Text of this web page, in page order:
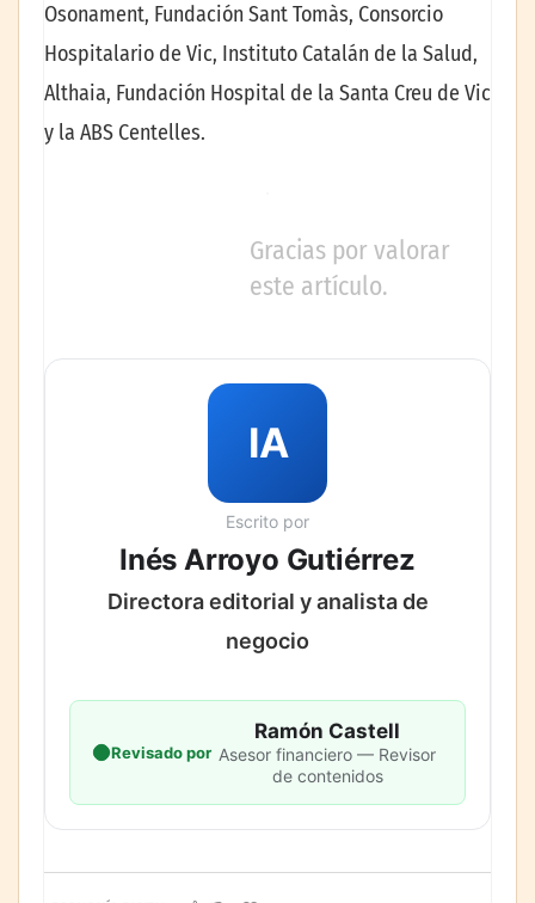
Osonament, Fundación Sant Tomàs, Consorcio
Hospitalario de Vic, Instituto Catalán de la Salud,
Althaia, Fundación Hospital de la Santa Creu de Vic
y la ABS Centelles.
Gracias por valorar
este artículo.
IA
Escrito por
Inés Arroyo Gutiérrez
Directora editorial y analista de
negocio
Revisado por
Ramón Castell
Asesor financiero — Revisor
de contenidos